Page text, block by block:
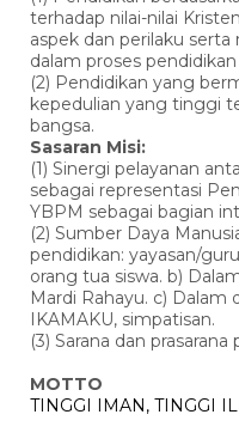
terhadap nilai-nilai
aspek dan perilaku
dalam proses
(2) Pendidikan yang
kepedulian yang tinggi
bangsa.
Sasaran Misi:
(1) Sinergi pelayanan
sebagai representasi
YBPM sebagai bagian
(2) Sumber Daya
pendidikan: yayasan/
orang tua siswa. b)
Mardi Rahayu. c) Dalam
IKAMAKU, simpatisan.
(3) Sarana dan
MOTTO
TINGGI IMAN, TINGGI